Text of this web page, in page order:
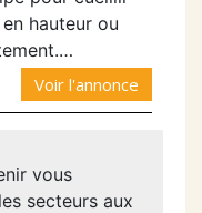
hauteur ou
Voir l'annonce
vous
secteurs aux